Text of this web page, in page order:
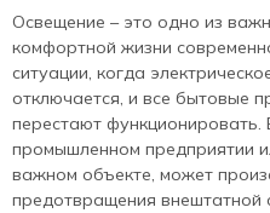
Освещение – это одно из
комфортной жизни
ситуации, когда
отключается, и все бытовые
перестают функционировать.
промышленном предприятии
важном объекте, может
предотвращения внештатной